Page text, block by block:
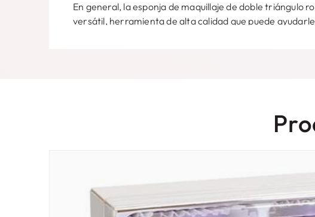
En general, la esponja de maquillaje de doble triángulo
versátil, herramienta de alta calidad que puede